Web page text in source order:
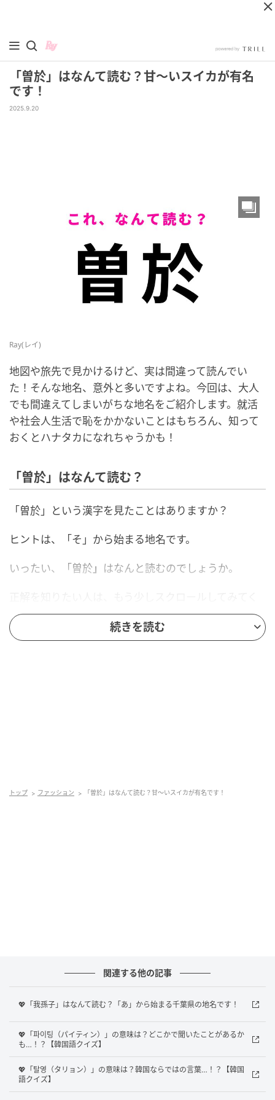
「曽於」はなんて読む？甘〜いスイカが有名
です！
2025.9.20
Ray(レイ)
地図や旅先で見かけるけど、実は間違って読んでい
た！そんな地名、意外と多いですよね。今回は、大人
でも間違えてしまいがちな地名をご紹介します。就活
や社会人生活で恥をかかないことはもちろん、知って
おくとハナタカになれちゃうかも！
「曽於」はなんて読む？
「曽於」という漢字を見たことはありますか？
ヒントは、「そ」から始まる地名です。
いったい、「曽於 」 はなんと読むのでしょうか。
ださい。
果たして、正解は？
正解は、「そお」でした。
曽於市は、鹿児島県の東部を形成する大隅半島の北部
に位置しています。
続きを読む
トップ ファッション 「曽於」はなんて読む？甘〜いスイカが有名です！
関連する他の記事
💖「我孫子」はなんて読む？「あ」から始まる千葉県の地名です！
💖「파이팅（パイティン）」の意味は？どこかで聞いたことがあるか
も…！？【韓国語クイズ】
💖「탈영（タリョン）」の意味は？韓国ならではの言葉…！？【韓国
語クイズ】